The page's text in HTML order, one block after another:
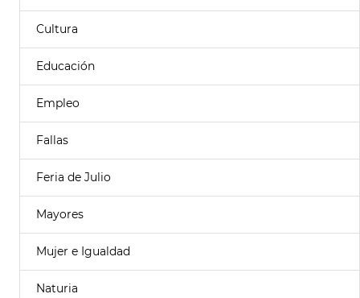
Cultura
Educación
Empleo
Fallas
Feria de Julio
Mayores
Mujer e Igualdad
Naturia